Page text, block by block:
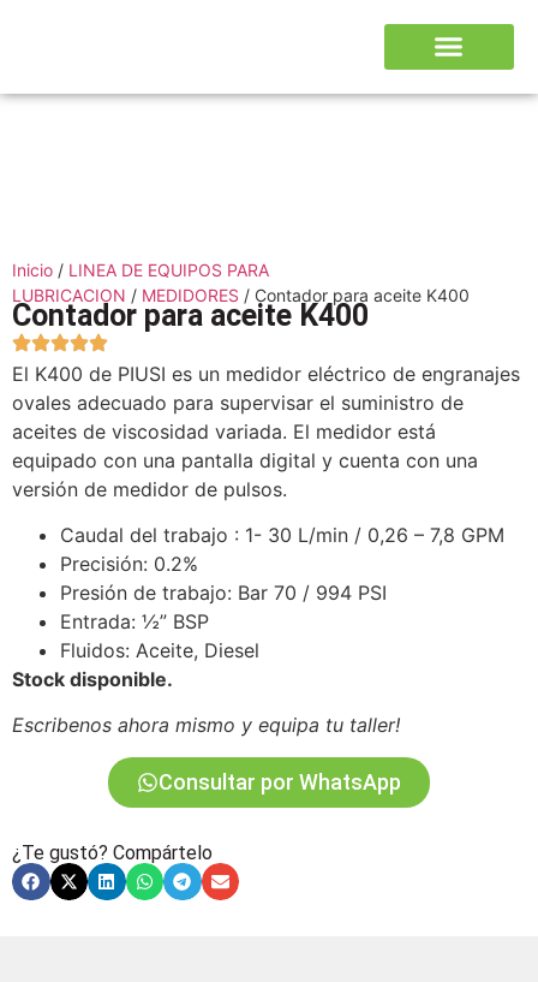
Inicio / LINEA DE EQUIPOS PARA
LUBRICACION / MEDIDORES / Contador para aceite K400
Contador para aceite K400
El K400 de PIUSI es un medidor eléctrico de engranajes
ovales adecuado para supervisar el suministro de
aceites de viscosidad variada. El medidor está
equipado con una pantalla digital y cuenta con una
versión de medidor de pulsos.
Caudal del trabajo : 1- 30 L/min / 0,26 – 7,8 GPM
Precisión: 0.2%
Presión de trabajo: Bar 70 / 994 PSI
Entrada: ½” BSP
Fluidos: Aceite, Diesel
Stock disponible.
Escribenos ahora mismo y equipa tu taller!
Consultar por WhatsApp
¿Te gustó? Compártelo